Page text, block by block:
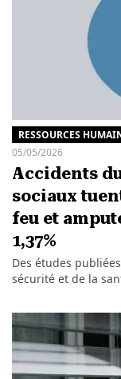
RESSOURCES
05/05/2026
Accidents
sociaux
feu et
1,37%
Des études
sécurité et de la